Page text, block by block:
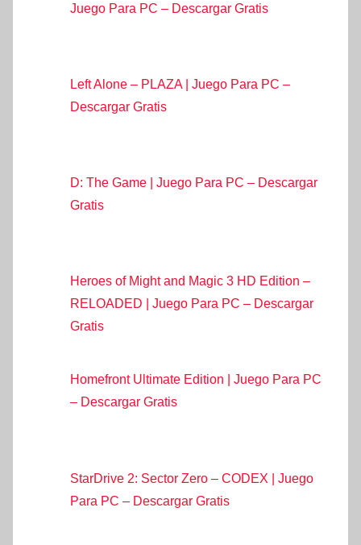
Juego Para PC – Descargar Gratis
Left Alone – PLAZA | Juego Para PC –
Descargar Gratis
D: The Game | Juego Para PC – Descargar
Gratis
Heroes of Might and Magic 3 HD Edition –
RELOADED | Juego Para PC – Descargar
Gratis
Homefront Ultimate Edition | Juego Para PC
– Descargar Gratis
StarDrive 2: Sector Zero – CODEX | Juego
Para PC – Descargar Gratis